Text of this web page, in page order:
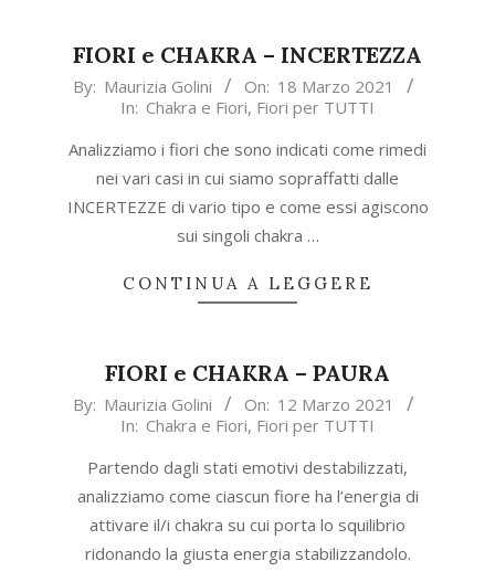
FIORI e CHAKRA – INCERTEZZA
2021-
18
By: Maurizia Golini On: 18 Marzo 2021
In: Chakra e Fiori, Fiori per TUTTI
Analizziamo i fiori che sono indicati come rimedi
nei vari casi in cui siamo sopraffatti dalle
INCERTEZZE di vario tipo e come essi agiscono
sui singoli chakra …
CONTINUA A LEGGERE
FIORI e CHAKRA – PAURA
2021-
By: Maurizia Golini On: 12 Marzo 2021
In: Chakra e Fiori, Fiori per TUTTI
Partendo dagli stati emotivi destabilizzati,
analizziamo come ciascun fiore ha l’energia di
attivare il/i chakra su cui porta lo squilibrio
ridonando la giusta energia stabilizzandolo.